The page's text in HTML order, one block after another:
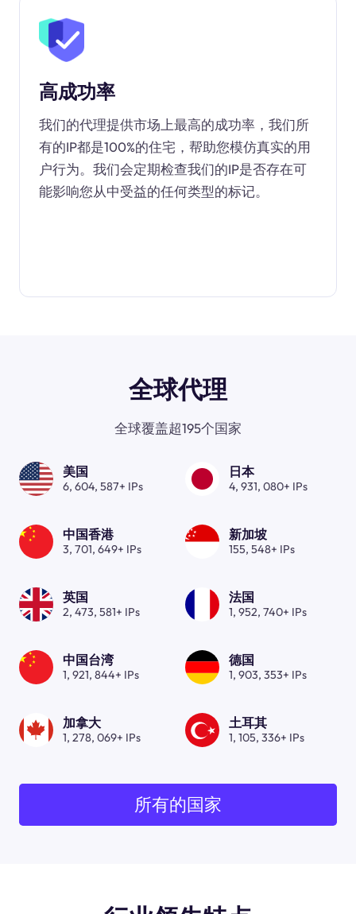
高成功率
我们的代理提供市场上最高的成功率，我们所
有的IP都是100%的住宅，帮助您模仿真实的用
户行为。我们会定期检查我们的IP是否存在可
能影响您从中受益的任何类型的标记。
全球代理
全球覆盖超195个国家
美国
6, 604, 587+ IPs
日本
4, 931, 080+ IPs
中国香港
3, 701, 649+ IPs
新加坡
155, 548+ IPs
英国
2, 473, 581+ IPs
法国
1, 952, 740+ IPs
中国台湾
1, 921, 844+ IPs
德国
1, 903, 353+ IPs
加拿大
1, 278, 069+ IPs
土耳其
1, 105, 336+ IPs
所有的国家